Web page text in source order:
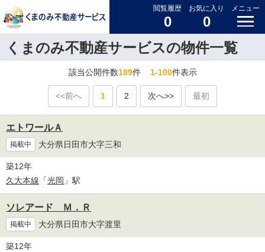
閲覧履歴
0
お気に入り
0
メニュー
くまのみ不動産サービスの物件一覧
該当公開件数189件1-100件表示
<<前へ 1 2 次へ>> 最初
エトワールＡ
掲載中 大分県日田市大字三和
築12年
久大本線 「光岡 」駅
ソレアード Ｍ．Ｒ
掲載中 大分県日田市大字渡里
築12年